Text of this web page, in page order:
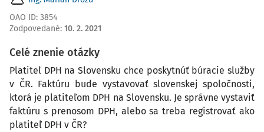
OAO ID: 3854
Zodpovedané: 10. 2. 2021
Celé znenie otázky
Platiteľ DPH na Slovensku chce poskytnúť búracie služby
v ČR. Faktúru bude vystavovať slovenskej spoločnosti,
ktorá je platiteľom DPH na Slovensku. Je správne vystaviť
faktúru s prenosom DPH, alebo sa treba registrovať ako
platiteľ DPH v ČR?